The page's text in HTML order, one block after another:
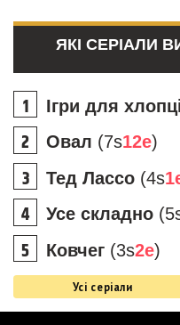
ЯКІ СЕРІАЛИ
Ігри для
Овал (7s12e)
Тед Лассо (4s
Усе складно
Ковчег (3s2e)
Усі серіали